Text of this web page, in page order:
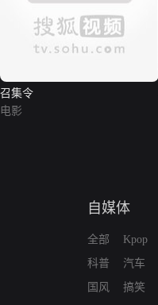
召集令
电影
自媒体
全部
科普
国风
Kpop
汽车
搞笑